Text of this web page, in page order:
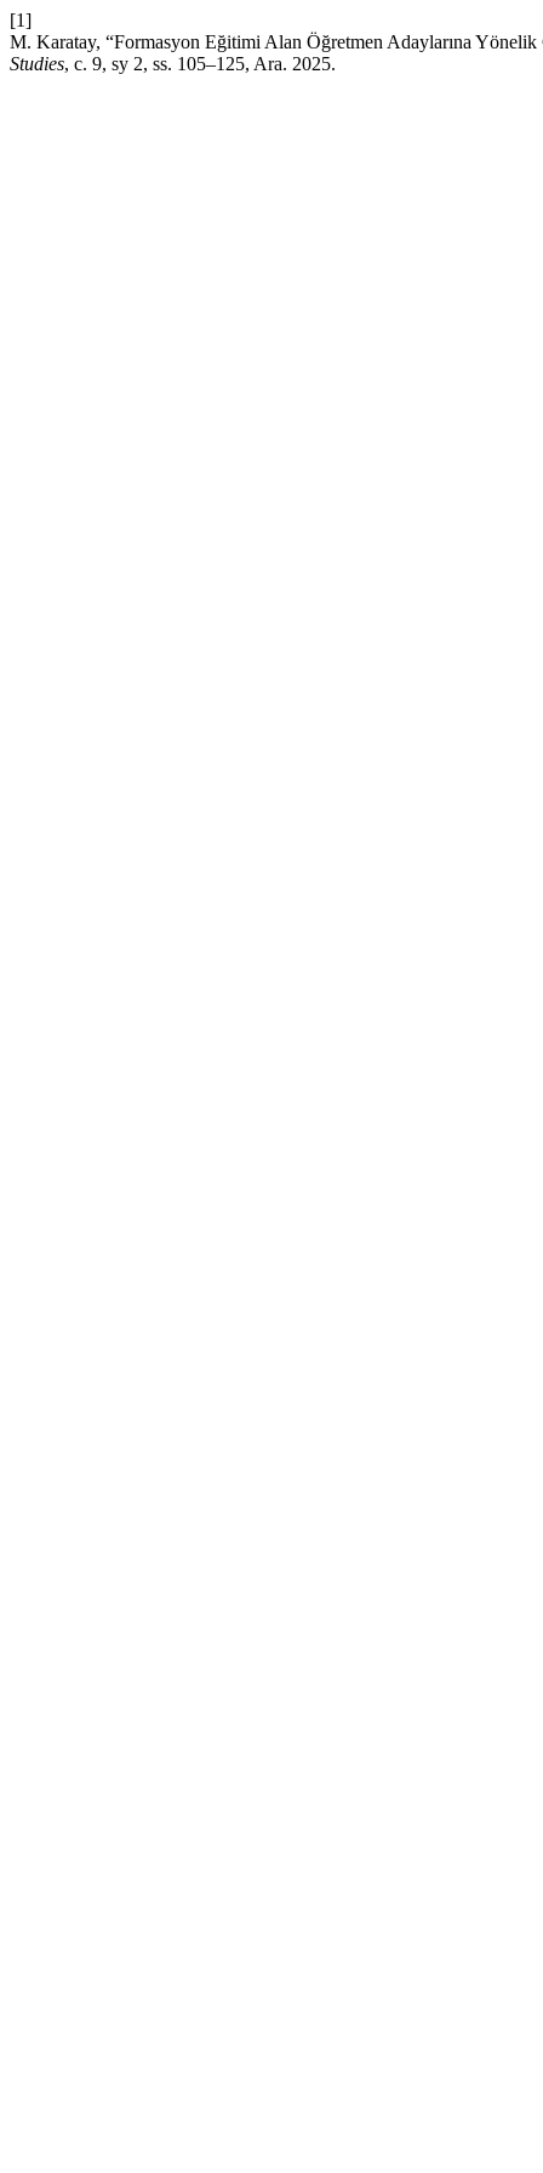
[1]
M. Karatay, “Formasyon Eğitimi Alan Öğretmen Adaylarına
Studies, c. 9, sy 2, ss. 105–125, Ara. 2025.